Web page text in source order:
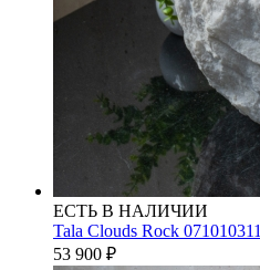
ЕСТЬ В НАЛИЧИИ
Tala Clouds Rock 071010311
53 900 ₽